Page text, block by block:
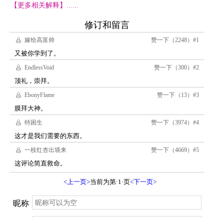
【更多相关解释】......